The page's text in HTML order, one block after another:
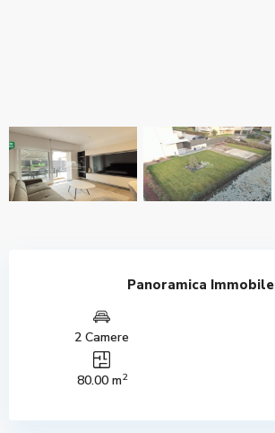
Panoramica Immobile
2 Camere
80.00 m2